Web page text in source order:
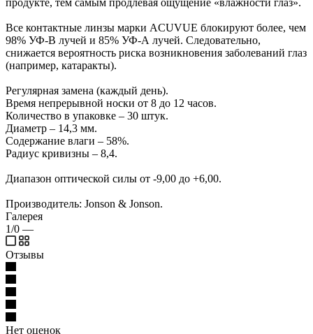
Все контактные линзы марки ACUVUE блокируют более, чем
98% УФ-В лучей и 85% УФ-А лучей. Следовательно,
снижается вероятность риска возникновения заболеваний глаз
(например, катаракты).
Регулярная замена (каждый день).
Время непрерывной носки от 8 до 12 часов.
Количество в упаковке – 30 штук.
Диаметр – 14,3 мм.
Содержание влаги – 58%.
Радиус кривизны – 8,4.
Диапазон оптической силы от -9,00 до +6,00.
Производитель: Jonson & Jonson.
Галерея
1/0 —
Отзывы
Нет оценок